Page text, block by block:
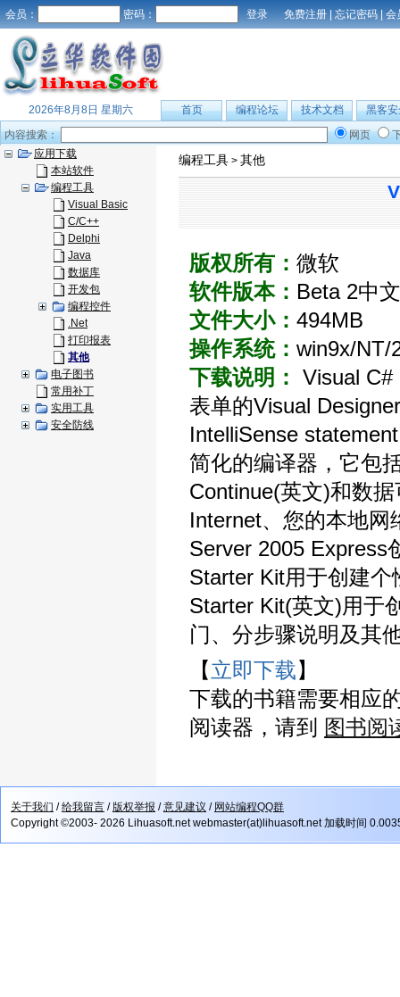
会员： 密码： 免费注册 | 忘记密码 | 会
2026年8月8日 星期六 首页 编程论坛 技术文档
黑客安
内容搜索：
网页
应用下载
本站软件
编程工具
Visual Basic
C/C++
Delphi
Java
数据库
开发包
编程控件
.Net
打印报表
其他
电子图书
常用补丁
实用工具
安全防线
编程工具 > 其他
版权所有： 微软
软件版本： Beta 2中
文件大小： 494MB
操作系统： win9x/NT/
下载说明： Visual C#
表单的Visual
IntelliSense
简化的编译器，它包
Continue(英文)和数
Internet、您的本地
Server 2005 Express
Starter Kit用于创建
Starter Kit(英文)用于
门、分步骤说明及其
【立即下载】
下载的书籍需要相应
阅读器，请到 图书阅
关于我们 /给我留言 /版权举报 /意见建议 / 网站编程QQ群
Copyright ©2003- 2026 Lihuasoft.net webmaster(at)lihuasoft.net 加载时间